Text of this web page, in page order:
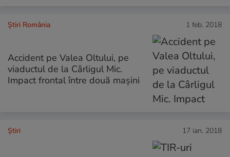
Știri România 1 feb. 2018
Accident pe Valea Oltului, pe
viaductul de la Cârligul Mic.
Impact frontal între două mașini
Ştiri 17 ian. 2018